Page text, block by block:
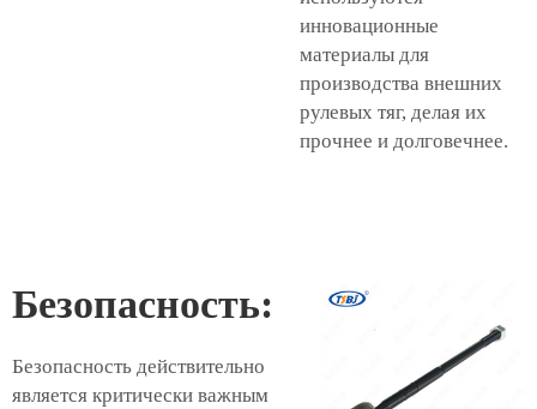
инновационные
материалы для
производства внешних
рулевых тяг, делая их
прочнее и долговечнее.
Безопасность:
Безопасность действительно
является критически важным